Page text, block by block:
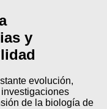
y
evolución,
de la biología de